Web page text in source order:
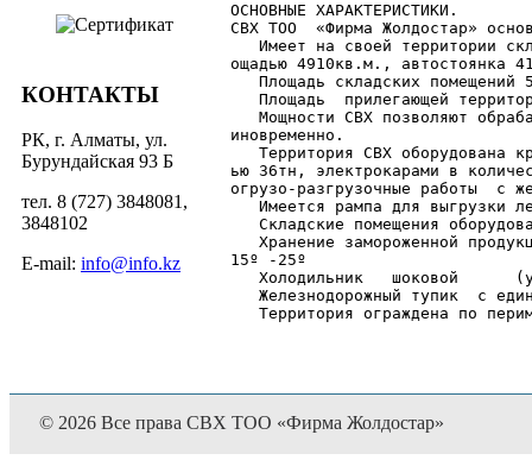
КОНТАКТЫ
РК, г. Алматы, ул.
Бурундайская 93 Б
тел. 8 (727) 3848081,
3848102
E-mail: info@info.kz
ОСНОВНЫЕ ХАРАКТЕРИСТИКИ.
СВХ ТОО  «Фирма Жолдостар»
Имеет на своей территории
ощадью 4910кв.м., автостоянка
Площадь складских помещений
Площадь  прилегающей
Мощности СВХ позволяют
иновременно.
Территория СВХ оборудована
ью 36тн, электрокарами в
огрузо-разгрузочные работы  с
Имеется рампа для выгрузки
Складские помещения
Хранение замороженной
15º -25º
Холодильник   шоковой
Железнодорожный тупик  с
© 2026 Все права СВХ ТОО «Фирма Жолдостар»